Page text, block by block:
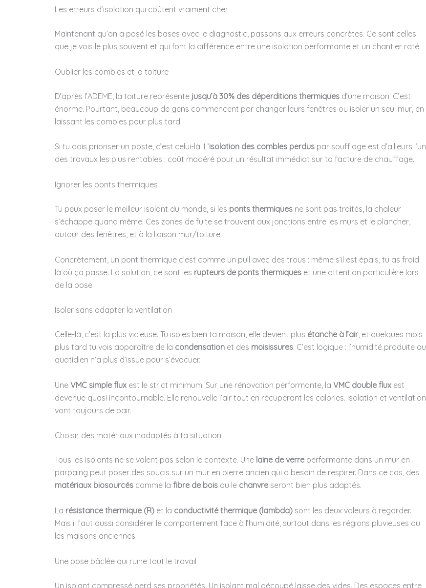
Les erreurs d’isolation qui coûtent vraiment cher
Maintenant qu’on a posé les bases avec le diagnostic, passons aux erreurs concrètes. Ce sont celles
que je vois le plus souvent et qui font la différence entre une isolation performante et un chantier raté.
Oublier les combles et la toiture
D’après l’ADEME, la toiture représente jusqu’à 30% des déperditions thermiques d’une maison. C’est
énorme. Pourtant, beaucoup de gens commencent par changer leurs fenêtres ou isoler un seul mur, en
laissant les combles pour plus tard.
Si tu dois prioriser un poste, c’est celui-là. L’isolation des combles perdus par soufflage est d’ailleurs l’un
des travaux les plus rentables : coût modéré pour un résultat immédiat sur ta facture de chauffage.
Ignorer les ponts thermiques
Tu peux poser le meilleur isolant du monde, si les ponts thermiques ne sont pas traités, la chaleur
s’échappe quand même. Ces zones de fuite se trouvent aux jonctions entre les murs et le plancher,
autour des fenêtres, et à la liaison mur/toiture.
Concrètement, un pont thermique c’est comme un pull avec des trous : même s’il est épais, tu as froid
là où ça passe. La solution, ce sont les rupteurs de ponts thermiques et une attention particulière lors
de la pose.
Isoler sans adapter la ventilation
Celle-là, c’est la plus vicieuse. Tu isoles bien ta maison, elle devient plus étanche à l’air, et quelques mois
plus tard tu vois apparaître de la condensation et des moisissures. C’est logique : l’humidité produite au
quotidien n’a plus d’issue pour s’évacuer.
Une VMC simple flux est le strict minimum. Sur une rénovation performante, la VMC double flux est
devenue quasi incontournable. Elle renouvelle l’air tout en récupérant les calories. Isolation et ventilation
vont toujours de pair.
Choisir des matériaux inadaptés à ta situation
Tous les isolants ne se valent pas selon le contexte. Une laine de verre performante dans un mur en
parpaing peut poser des soucis sur un mur en pierre ancien qui a besoin de respirer. Dans ce cas, des
matériaux biosourcés comme la fibre de bois ou le chanvre seront bien plus adaptés.
La résistance thermique (R) et la conductivité thermique (lambda) sont les deux valeurs à regarder.
Mais il faut aussi considérer le comportement face à l’humidité, surtout dans les régions pluvieuses ou
les maisons anciennes.
Une pose bâclée qui ruine tout le travail
Un isolant compressé perd ses propriétés. Un isolant mal découpé laisse des vides. Des espaces entre